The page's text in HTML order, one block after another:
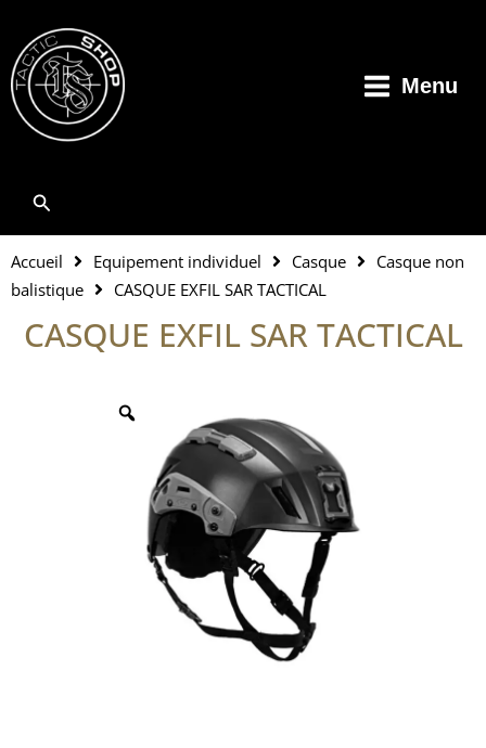
contenu
Menu
Rechercher
Accueil Equipement individuel Casque
Casque non
balistique
CASQUE EXFIL SAR TACTICAL
CASQUE EXFIL SAR TACTICAL